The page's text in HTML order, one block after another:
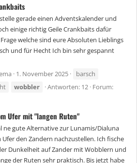
gerade einen Adventskalender und
einige richtig Geile Crankbaits dafür
welche sind eure Absoluten Lieblings
und für Hecht Ich bin sehr gespannt
1. November 2025
barsch
wobbler Antworten: 12 Forum:
Ufer mit "langen Ruten"
ne gute Alternative zur Lunamis/Dialuna
den Zandern nachzustellen. Ich fische
Dunkelheit auf Zander mit Wobblern und
der Ruten sehr praktisch. Bis jetzt habe